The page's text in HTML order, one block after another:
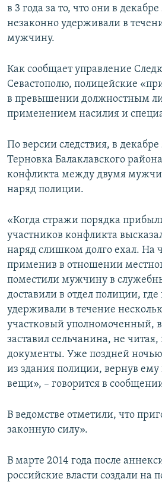
ПОБЕДИТЕЛЕЙ НЕ СУДЯТ?
КРЫМ.НЕПОКОРЕННЫЙ
УКРАИНСКАЯ ПРОБЛЕМА КРЫМА
ПРИСОЕДИНЯЙТЕСЬ!
Все сайты RFE/RL
в 3 года за то, что они в
незаконно удерживали в
мужчину.
Как сообщает управление
Севастополю, полицейские
в превышении должностным
применением насилия и
По версии следствия, в декабре
Терновка Балаклавского
конфликта между двумя
наряд полиции.
«Когда стражи порядка
участников конфликта
наряд слишком долго ехал. На
применив в отношении
поместили мужчину в
доставили в отдел полиции,
удерживали в течение
участковый уполномоченный,
заставил сельчанина, не читая,
документы. Уже поздней
из здания полиции, вернув ему
вещи», – говорится в
В ведомстве отметили, что
законную силу».
В марте 2014 года после
российские власти создали на